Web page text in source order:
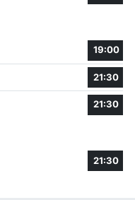
19:00
21:30
21:30
21:30